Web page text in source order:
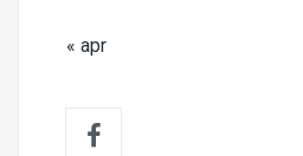
« apr